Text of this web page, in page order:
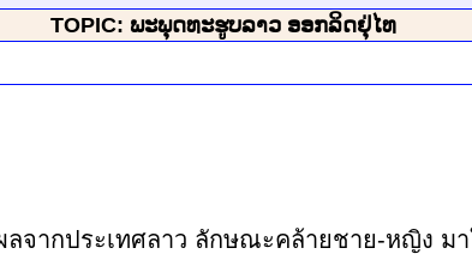
TOPIC: ພະພຸດທະຮູບລາວ ອອກລິດຢຸ່ໄທ
จากประเทศลาว ลักษณะคล้ายชาย-หญิง มา